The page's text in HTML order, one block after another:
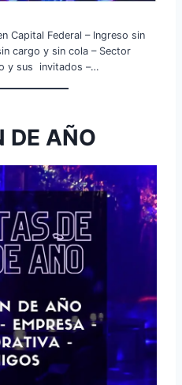
Capital Federal – Ingreso sin
cargo y sin cola – Sector
y sus invitados –…
DE AÑO